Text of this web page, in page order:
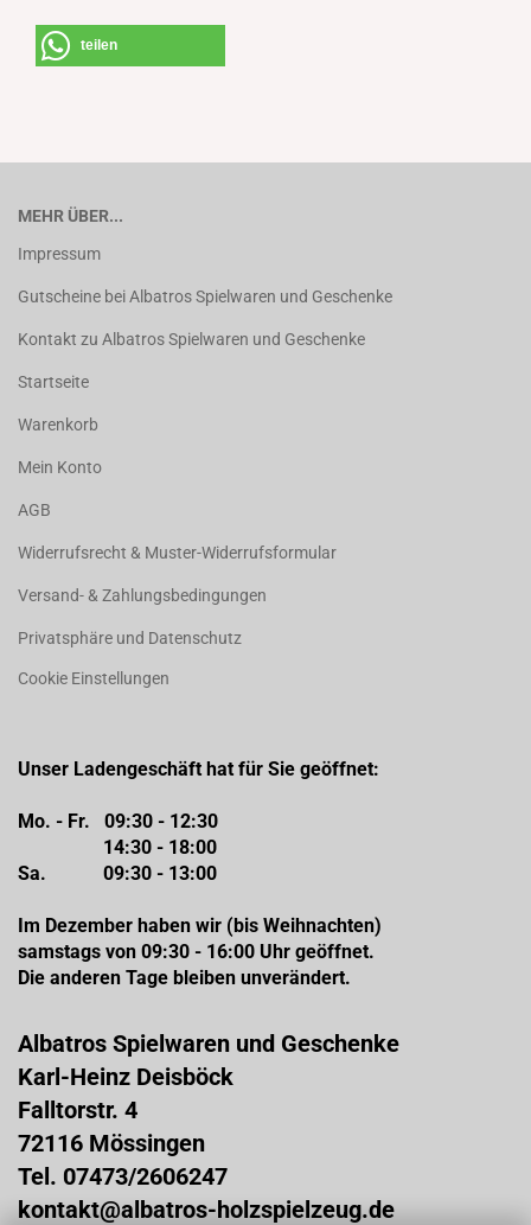
teilen
MEHR ÜBER...
Impressum
Gutscheine bei Albatros Spielwaren und Geschenke
Kontakt zu Albatros Spielwaren und Geschenke
Startseite
Warenkorb
Mein Konto
AGB
Widerrufsrecht & Muster-Widerrufsformular
Versand- & Zahlungsbedingungen
Privatsphäre und Datenschutz
Cookie Einstellungen
Unser Ladengeschäft hat für Sie geöffnet:
Mo. - Fr. 09:30 - 12:30
14:30 - 18:00
Sa. 09:30 - 13:00
Im Dezember haben wir (bis Weihnachten)
samstags von 09:30 - 16:00 Uhr geöffnet.
Die anderen Tage bleiben unverändert.
Albatros Spielwaren und Geschenke
Karl-Heinz Deisböck
Falltorstr. 4
72116 Mössingen
Tel. 07473/2606247
kontakt@albatros-holzspielzeug.de